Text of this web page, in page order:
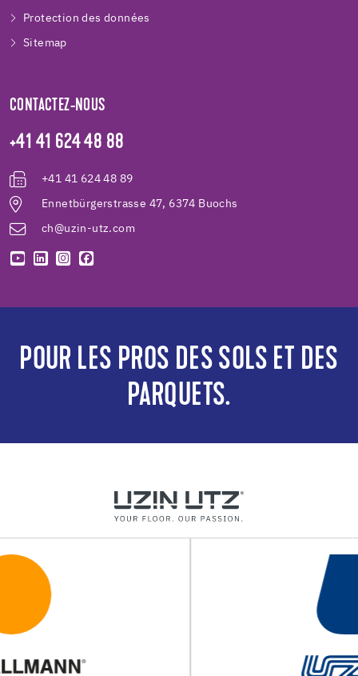
Protection des données
Sitemap
CONTACTEZ-NOUS
+41 41 624 48 88
+41 41 624 48 89
Ennetbürgerstrasse 47, 6374 Buochs
ch@uzin-utz.com
POUR LES PROS DES SOLS ET DES
PARQUETS.